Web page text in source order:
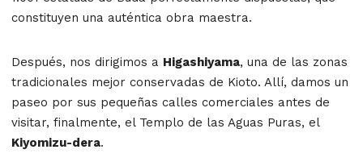
constituyen una auténtica obra maestra.
Después, nos dirigimos a Higashiyama, una de las zonas
tradicionales mejor conservadas de Kioto. Allí, damos un
paseo por sus pequeñas calles comerciales antes de
visitar, finalmente, el Templo de las Aguas Puras, el
Kiyomizu-dera.